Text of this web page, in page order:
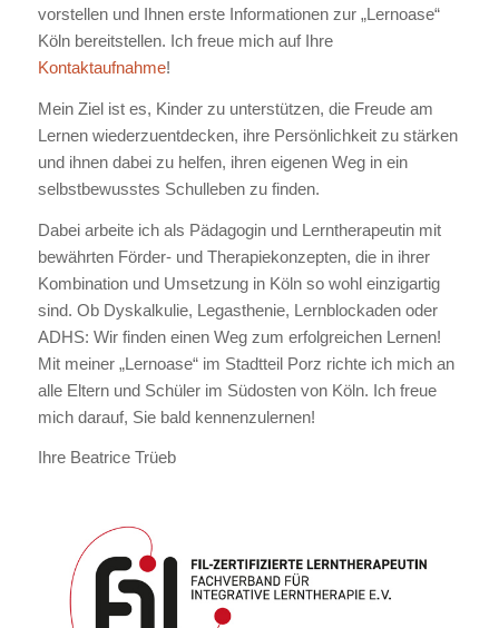
vorstellen und Ihnen erste Informationen zur „Lernoase“
Köln bereitstellen. Ich freue mich auf Ihre
Kontaktaufnahme!
Mein Ziel ist es, Kinder zu unterstützen, die Freude am
Lernen wiederzuentdecken, ihre Persönlichkeit zu stärken
und ihnen dabei zu helfen, ihren eigenen Weg in ein
selbstbewusstes Schulleben zu finden.
Dabei arbeite ich als Pädagogin und Lerntherapeutin mit
bewährten Förder- und Therapiekonzepten, die in ihrer
Kombination und Umsetzung in Köln so wohl einzigartig
sind. Ob Dyskalkulie, Legasthenie, Lernblockaden oder
ADHS: Wir finden einen Weg zum erfolgreichen Lernen!
Mit meiner „Lernoase“ im Stadtteil Porz richte ich mich an
alle Eltern und Schüler im Südosten von Köln. Ich freue
mich darauf, Sie bald kennenzulernen!
Ihre Beatrice Trüeb